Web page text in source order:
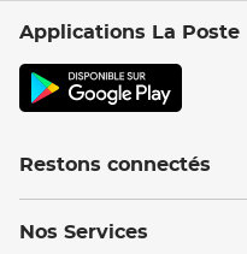
Applications La Poste
Restons connectés
Nos Services